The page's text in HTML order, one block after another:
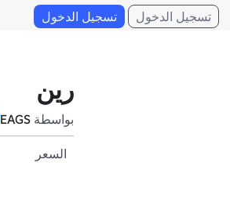
تسجيل الدخول تسجيل الدخول
رين
بواسطة EAGS
السعر